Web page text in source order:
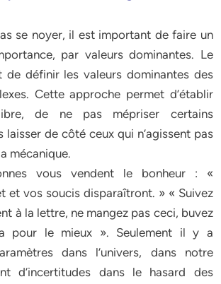
se noyer, il est important de faire un
par valeurs dominantes. Le
de définir les valeurs dominantes des
Cette approche permet d’établir
de ne pas mépriser certains
laisser de côté ceux qui n’agissent pas
mécanique.
vous vendent le bonheur : «
et vos soucis disparaîtront. » « Suivez
à la lettre, ne mangez pas ceci, buvez
pour le mieux ». Seulement il y a
dans l’univers, dans notre
d’incertitudes dans le hasard des